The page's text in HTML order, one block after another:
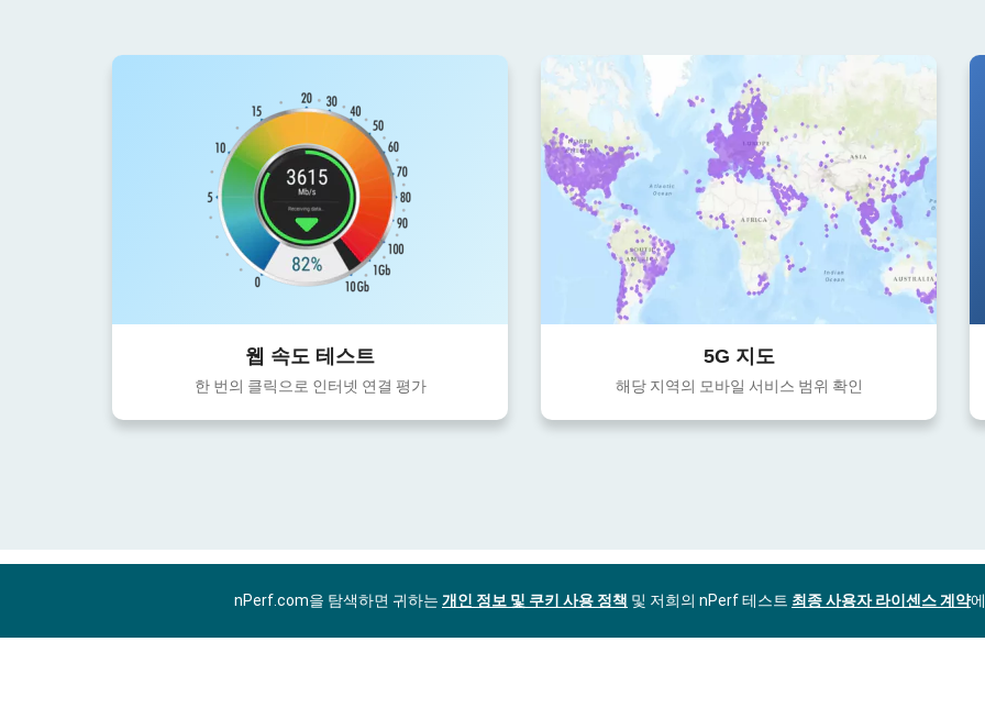
웹 속도 테스트
한 번의 클릭으로 인터넷 연결 평가
5G 지도
해당 지역의 모바일 서비스 범위 확인
nPerf.com을 탐색하면 귀하는 개인 정보 및 쿠키 사용 정책 및 저희의 nPerf 테스트 최종 사용자 라이센스 계약